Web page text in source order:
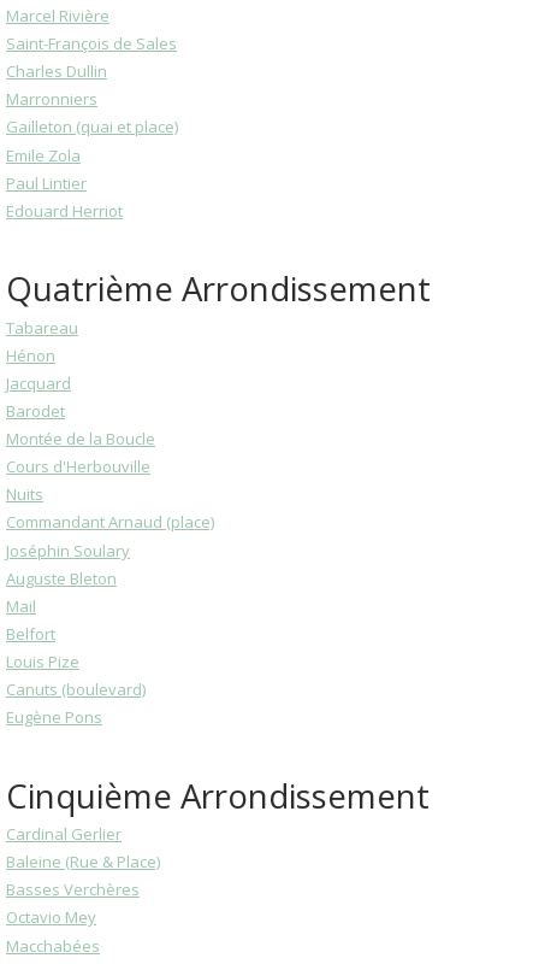
Marcel Rivière
Saint-François de Sales
Charles Dullin
Marronniers
Gailleton (quai et place)
Emile Zola
Paul Lintier
Edouard Herriot
Quatrième Arrondissement
Tabareau
Hénon
Jacquard
Barodet
Montée de la Boucle
Cours d'Herbouville
Nuits
Commandant Arnaud (place)
Joséphin Soulary
Auguste Bleton
Mail
Belfort
Louis Pize
Canuts (boulevard)
Eugène Pons
Cinquième Arrondissement
Cardinal Gerlier
Baleine (Rue & Place)
Basses Verchères
Octavio Mey
Macchabées